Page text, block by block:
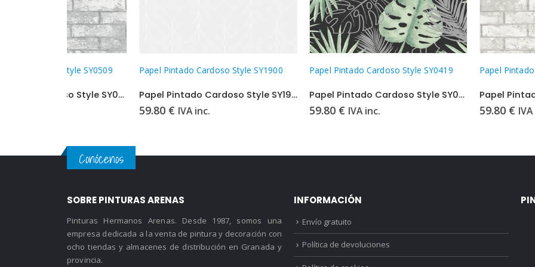
Papel Pintado Cardoso Style SY1900
Papel Pintado Cardoso Style SY1900
Papel Pintado Cardoso Style SY0419
Papel Pintado Cardoso Style SY0419
Papel Pintado Cardoso Style
Conócenos
SOBRE PINTURAS ARENAS
Pinturas Hermanos Arenas. Desde 1987, somos una
empresa dedicada a la venta de pintura y decoración con
ocho tiendas y almacenes de distribución en Granada y
provincia.
INFORMACIÓN
Envío gratuito
Política de devoluciones